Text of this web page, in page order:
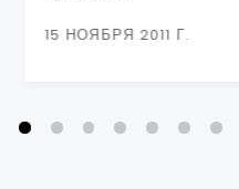
15 НОЯБРЯ 2011 Г.